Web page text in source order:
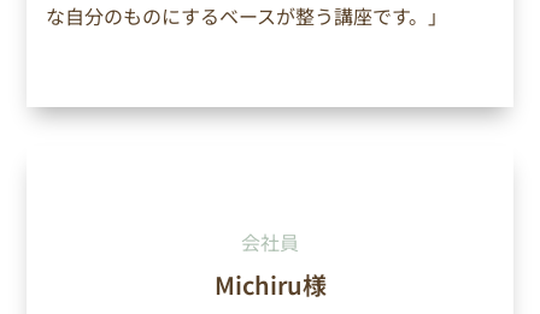
な自分のものにするベースが整う講座です。」
会社員
Michiru様